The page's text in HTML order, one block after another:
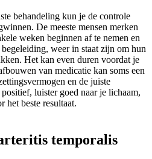
behandeling kun je de controle
De meeste mensen merken
weken beginnen af te nemen en
weer in staat zijn om hun
Het kan even duren voordat je
van medicatie kan soms een
en de juiste
luister goed naar je lichaam,
het beste resultaat.
temporalis